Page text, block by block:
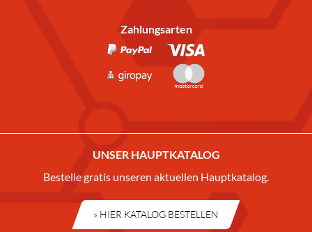
Zahlungsarten
UNSER HAUPTKATALOG
Bestelle gratis unseren aktuellen Hauptkatalog.
» HIER KATALOG BESTELLEN